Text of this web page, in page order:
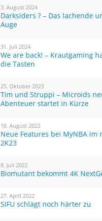
3. August 2024
Darksiders ? – Das lachende
Auge
31. Juli 2024
We are back! – Krautgaming
die Tasten
25. Oktober 2023
Tim und Struppi – Microids
Abenteuer startet in Kürze
18. August 2022
Neue Features bei MyNBA im
2K23
8. Juli 2022
Biomutant bekommt 4K
27. April 2022
SIFU schlägt noch härter zu